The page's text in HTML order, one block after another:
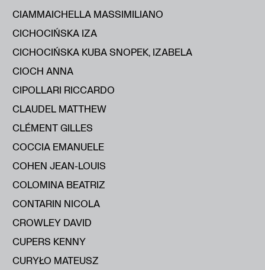
CIAMMAICHELLA MASSIMILIANO
CICHOCIŃSKA IZA
CICHOCIŃSKA KUBA SNOPEK, IZABELA
CIOCH ANNA
CIPOLLARI RICCARDO
CLAUDEL MATTHEW
CLÉMENT GILLES
COCCIA EMANUELE
COHEN JEAN-LOUIS
COLOMINA BEATRIZ
CONTARIN NICOLA
CROWLEY DAVID
CUPERS KENNY
CURYŁO MATEUSZ